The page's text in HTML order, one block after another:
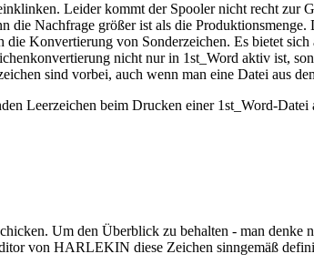
Leider kommt der Spooler nicht recht zur
die Nachfrage größer ist als die
Konvertierung von Sonderzeichen. Es bietet
nicht nur in 1st_Word aktiv ist,
sind vorbei, auch wenn man eine Datei aus
Leerzeichen beim Drucken einer 1st_Word-
Um den Überblick zu behalten - man denke
von HARLEKIN diese Zeichen sinngemäß